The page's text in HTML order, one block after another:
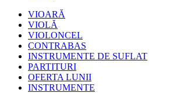
VIOARĂ
VIOLĂ
VIOLONCEL
CONTRABAS
INSTRUMENTE DE SUFLAT
PARTITURI
OFERTA LUNII
INSTRUMENTE